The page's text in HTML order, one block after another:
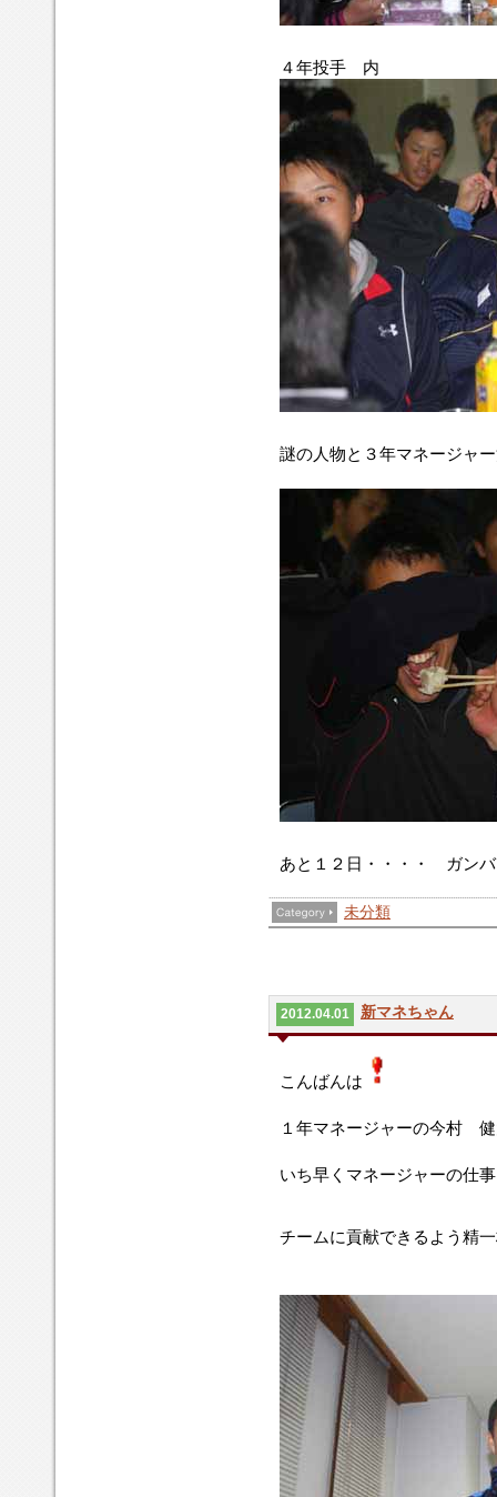
４年投手 内
謎の人物と３年マネージャ
あと１２日・・・・ ガン
未分類
2012.04.01 新マネちゃん
こんばんは
１年マネージャーの今村
いち早くマネージャーの仕
チームに貢献できるよう精